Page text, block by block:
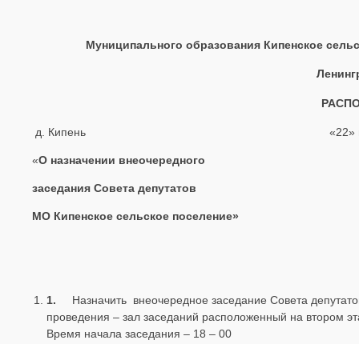
Муниципального образования Кипенское
д. Кипень «22» ноября
«О назначении внеочередного
заседания Совета депутатов
МО Кипенское сельское поселение»
1. Назначить внеочередное заседание Совета
проведения – зал заседаний расположенный на втором
Время начала заседания – 18 – 00